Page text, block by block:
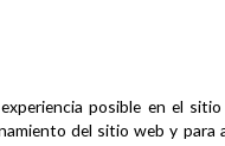
posible en el
del sitio web y para